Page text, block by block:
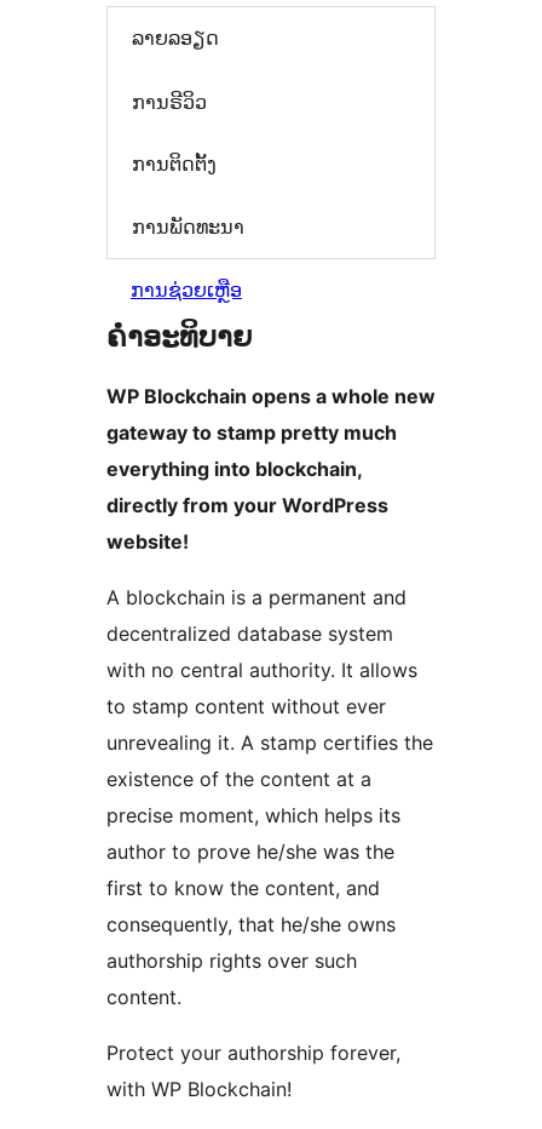
ລາຍລອຽດ
ການຣີວິວ
ການຕິດຕັ້ງ
ການພັດທະນາ
ການຊ່ວຍເຫຼືອ
ຄຳອະທິບາຍ
WP Blockchain opens a whole new
gateway to stamp pretty much
everything into blockchain,
directly from your WordPress
website!
A blockchain is a permanent and
decentralized database system
with no central authority. It allows
to stamp content without ever
unrevealing it. A stamp certifies the
existence of the content at a
precise moment, which helps its
author to prove he/she was the
first to know the content, and
consequently, that he/she owns
authorship rights over such
content.
Protect your authorship forever,
with WP Blockchain!